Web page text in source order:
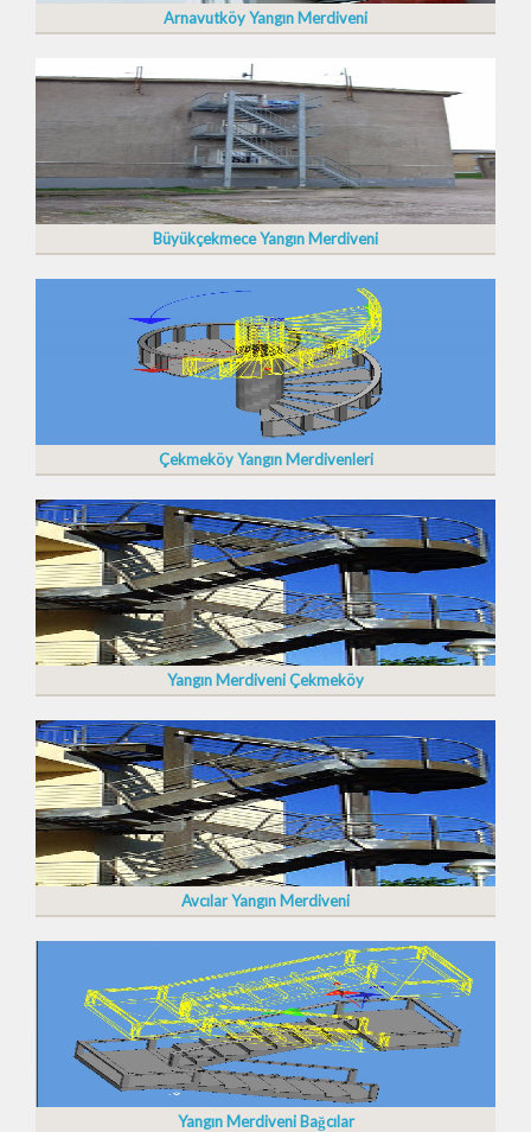
Arnavutköy Yangın Merdiveni
Büyükçekmece Yangın Merdiveni
Çekmeköy Yangın Merdivenleri
Yangın Merdiveni Çekmeköy
Avcılar Yangın Merdiveni
Yangın Merdiveni Bağcılar